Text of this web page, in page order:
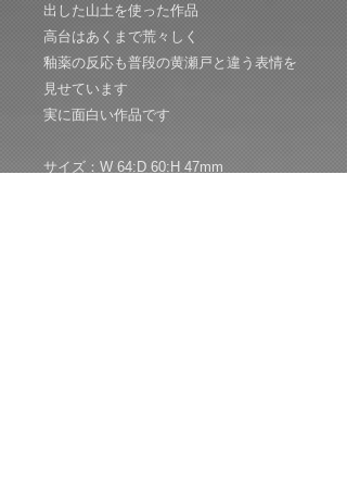
出した山土を使った作品
高台はあくまで荒々しく
釉薬の反応も普段の黄瀬戸と違う表情を
見せています
実に面白い作品です
サイズ：W 64:D 60:H 47mm